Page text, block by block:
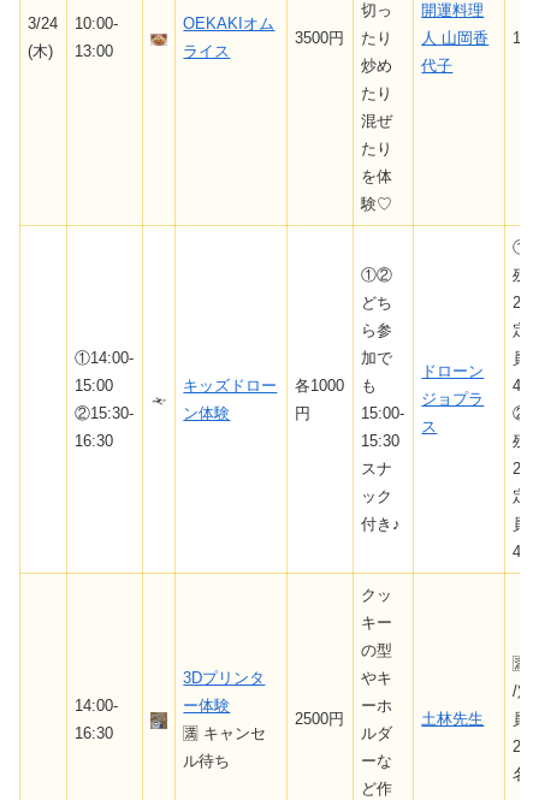
3/24
(木)
10:00-
13:00
OEKAKIオム
ライス
3500円
切っ
たり
炒め
たり
混ぜ
たり
を体
験♡
開運料理
人 山岡香
代子
10
①14:00-
15:00
②15:30-
16:30
キッズドロー
ン体験
各1000
円
①②
どち
ら参
加で
も
15:00-
15:30
スナ
ック
付き♪
ドローン
ジョプラ
ス
①
残
2/
定
員
4
②
残
2/
定
員
4
14:00-
16:30
3Dプリンタ
ー体験
🈵 キャンセ
ル待ち
2500円
クッ
キー
の型
やキ
ーホ
ルダ
ーな
ど作
土林先生
🈵
/定
員
2
名